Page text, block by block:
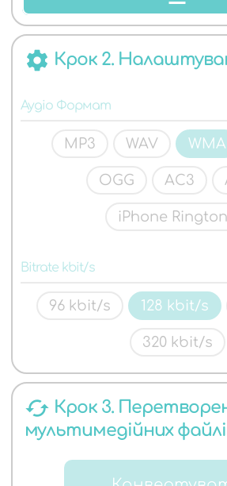
ФОРМАТІВ
settings Крок 2.
Аудіо Формат
MP3 WAV WMA
OGG AC3
iPhone
Bitrate kbit/s
96 kbit/s 128 kbit/s
320 kbit/s
cached Крок 3.
мультимедійних